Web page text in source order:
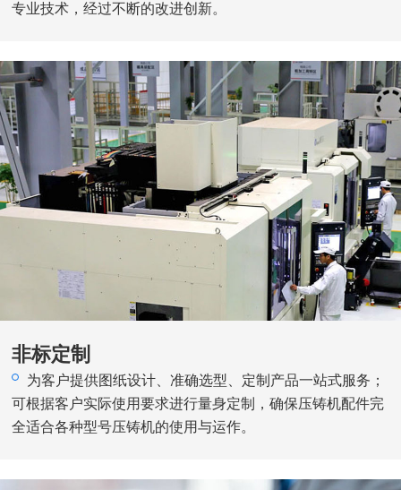
专业技术，经过不断的改进创新。
非标定制
为客户提供图纸设计、准确选型、定制产品一站式服务；
可根据客户实际使用要求进行量身定制，确保压铸机配件完
全适合各种型号压铸机的使用与运作。